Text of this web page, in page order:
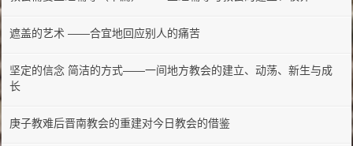
遮盖的艺术 ——合宜地回应别人的痛苦
坚定的信念 简洁的方式——一间地方教会的建立、动荡、新生与成
长
庚子教难后晋南教会的重建对今日教会的借鉴